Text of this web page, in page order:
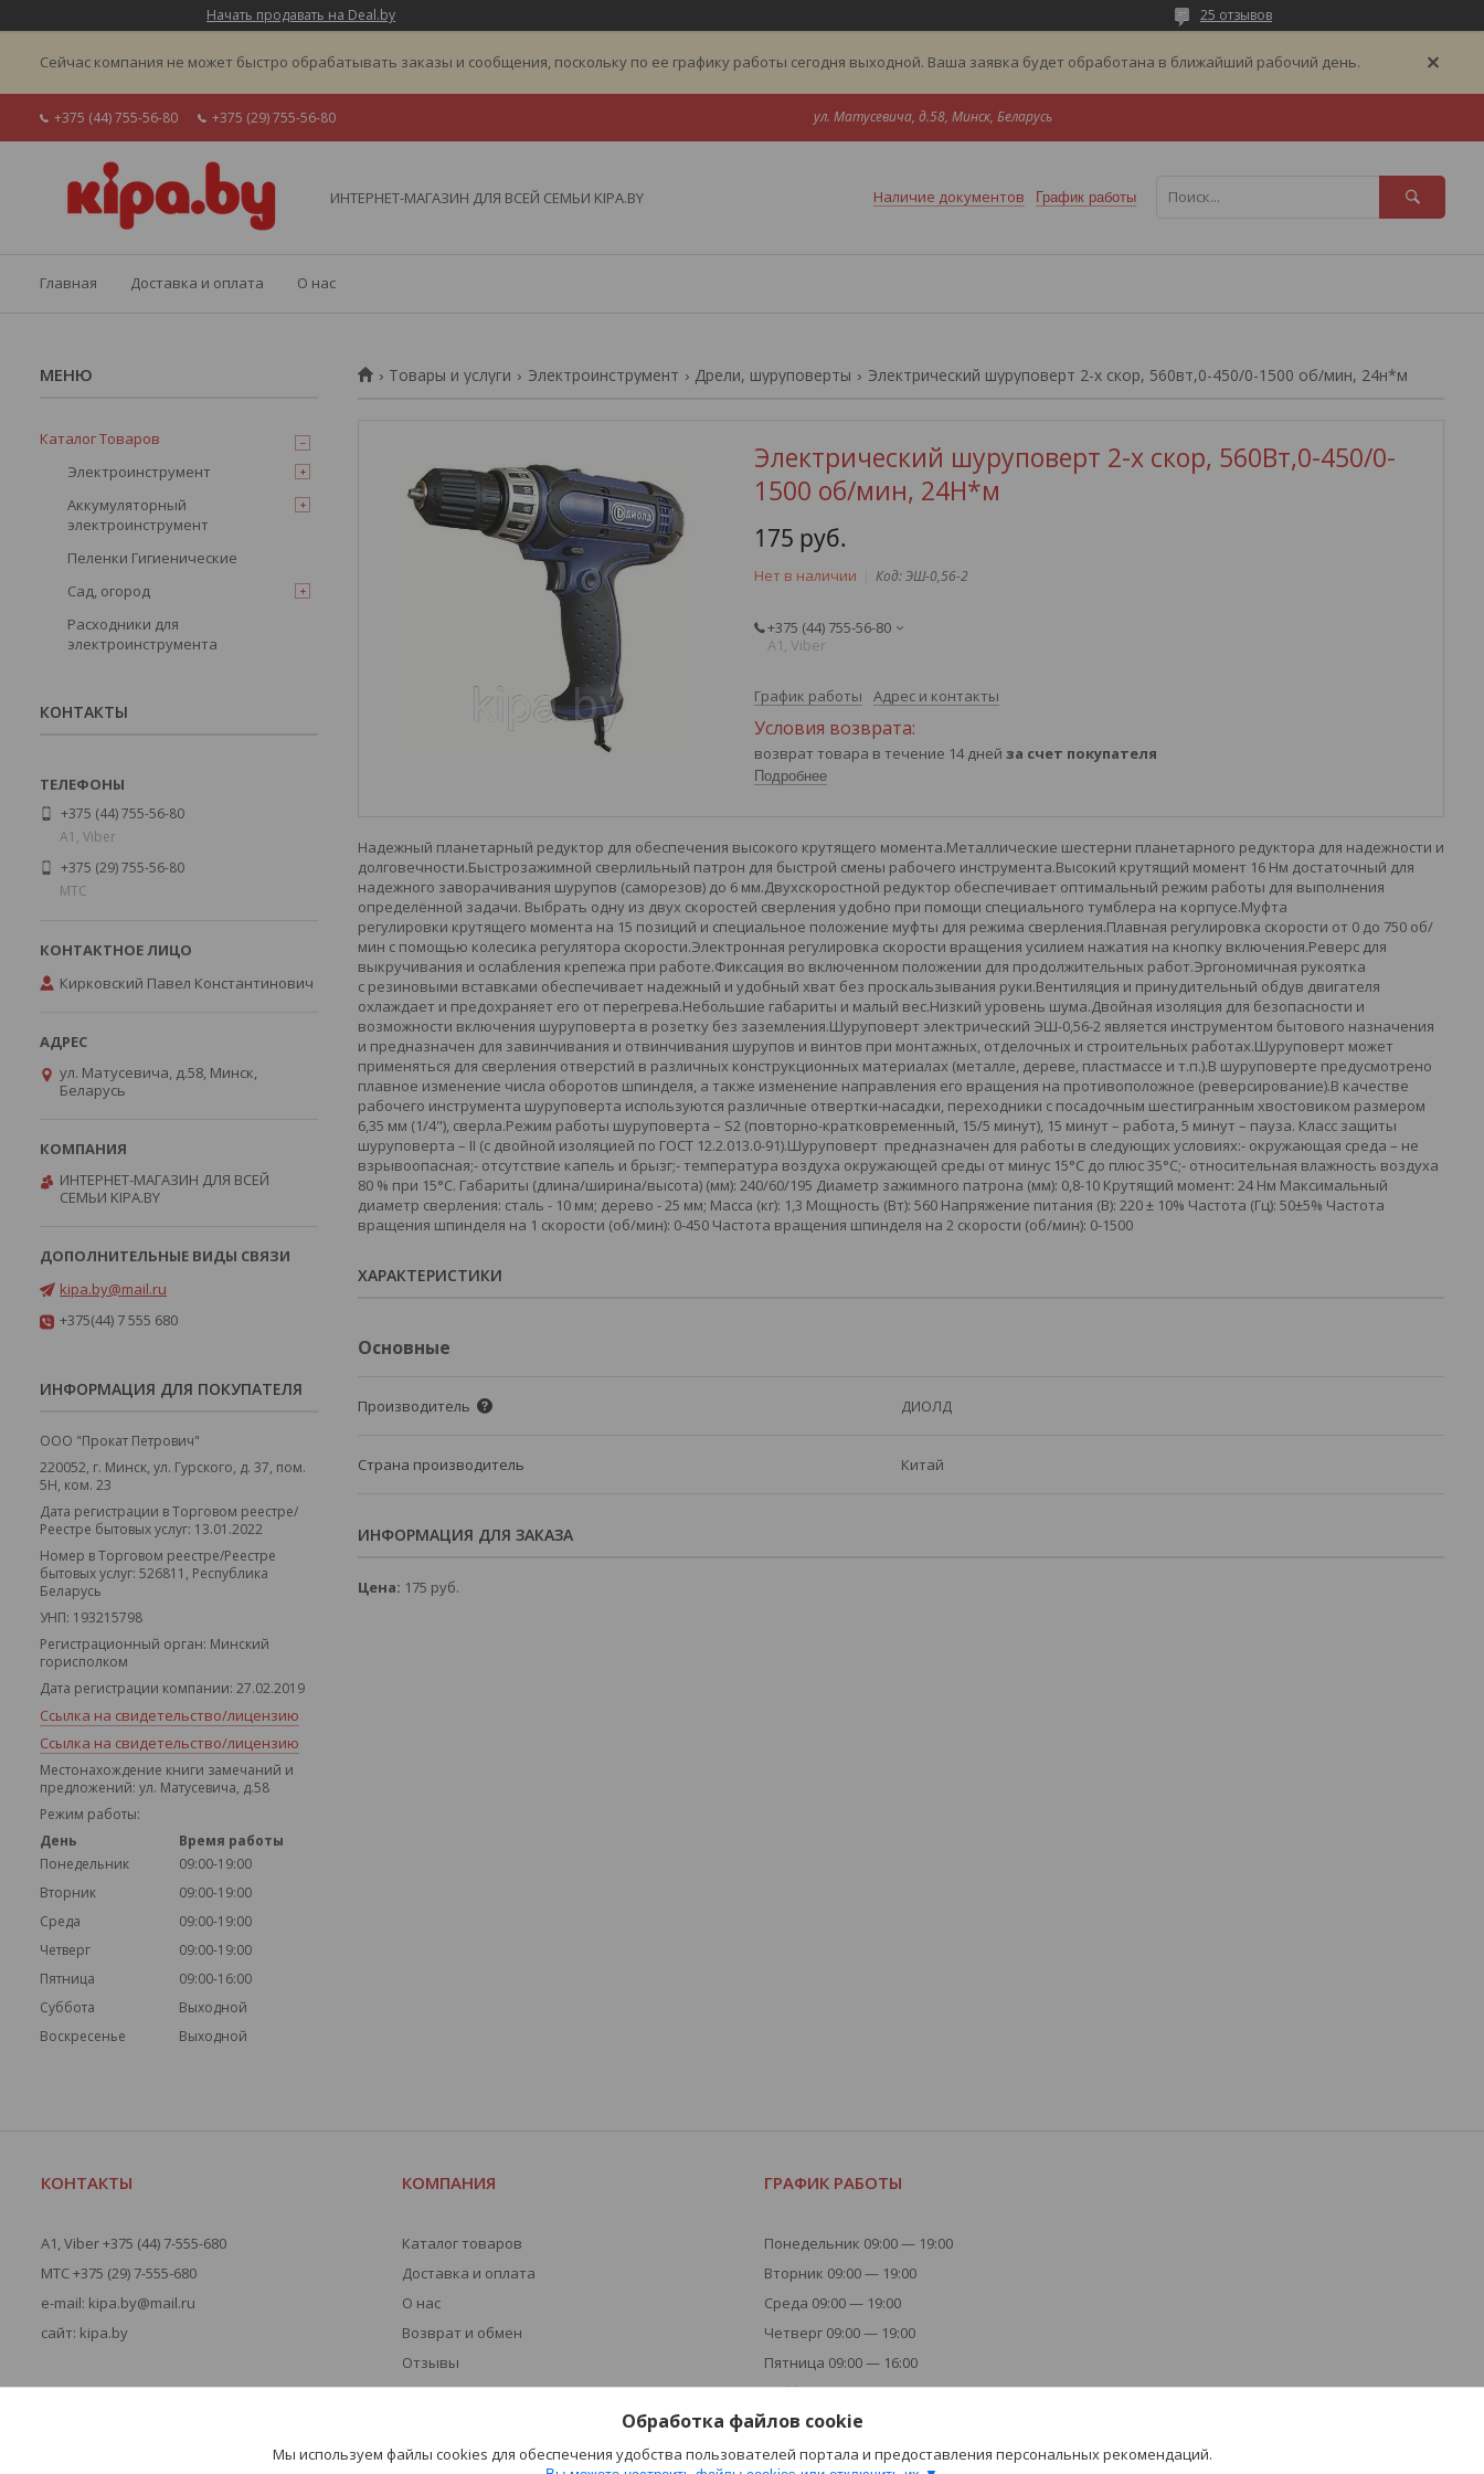
Начать продавать на Deal.by 25 отзывов
Сейчас компания не может быстро обрабатывать заказы и сообщения, поскольку по ее графику работы сегодня выходной. Ваша заявка будет обработана в ближайший рабочий день.
+375 (44) 755-56-80 +375 (29) 755-56-80 ул. Матусевича, д.58, Минск, Беларусь
ИНТЕРНЕТ-МАГАЗИН ДЛЯ ВСЕЙ СЕМЬИ KIPA.BY Наличие документов График работы
Главная Доставка и оплата О нас
Товары и услуги Электроинструмент Дрели, шуруповерты Электрический шуруповерт 2-х скор, 560вт,0-450/0-1500 об/мин, 24н*м
Электрический шуруповерт 2-х скор, 560Вт,0-450/0-
1500 об/мин, 24Н*м
175 руб.
Нет в наличии Код:ЭШ-0,56-2
+375 (44) 755-56-80
А1, Viber
График работы Адрес и контакты
возврат товара в течение 14 дней за счет покупателя
Подробнее
Надежный планетарный редуктор для обеспечения высокого крутящего момента.Металлические шестерни планетарного редуктора для надежности и
долговечности.Быстрозажимной сверлильный патрон для быстрой смены рабочего инструмента.Высокий крутящий момент 16 Нм достаточный для
надежного заворачивания шурупов (саморезов) до 6 мм.Двухскоростной редуктор обеспечивает оптимальный режим работы для выполнения
определённой задачи. Выбрать одну из двух скоростей сверления удобно при помощи специального тумблера на корпусе.Муфта
регулировки крутящего момента на 15 позиций и специальное положение муфты для режима сверления.Плавная регулировка скорости от 0 до 750 об/
мин с помощью колесика регулятора скорости.Электронная регулировка скорости вращения усилием нажатия на кнопку включения.Реверс для
выкручивания и ослабления крепежа при работе.Фиксация во включенном положении для продолжительных работ.Эргономичная рукоятка
с резиновыми вставками обеспечивает надежный и удобный хват без проскальзывания руки.Вентиляция и принудительный обдув двигателя
охлаждает и предохраняет его от перегрева.Небольшие габариты и малый вес.Низкий уровень шума.Двойная изоляция для безопасности и
возможности включения шуруповерта в розетку без заземления.Шуруповерт электрический ЭШ-0,56-2 является инструментом бытового назначения
и предназначен для завинчивания и отвинчивания шурупов и винтов при монтажных, отделочных и строительных работах.Шуруповерт может
применяться для сверления отверстий в различных конструкционных материалах (металле, дереве, пластмассе и т.п.).В шуруповерте предусмотрено
плавное изменение числа оборотов шпинделя, а также изменение направления его вращения на противоположное (реверсирование).В качестве
рабочего инструмента шуруповерта используются различные отвертки-насадки, переходники с посадочным шестигранным хвостовиком размером
6,35 мм (1/4"), сверла.Режим работы шуруповерта – S2 (повторно-кратковременный, 15/5 минут), 15 минут – работа, 5 минут – пауза. Класс защиты
шуруповерта – II (с двойной изоляцией по ГОСТ 12.2.013.0-91).Шуруповерт предназначен для работы в следующих условиях:- окружающая среда – не
взрывоопасная;- отсутствие капель и брызг;- температура воздуха окружающей среды от минус 15°С до плюс 35°С;- относительная влажность воздуха
80 % при 15°С. Габариты (длина/ширина/высота) (мм): 240/60/195 Диаметр зажимного патрона (мм): 0,8-10 Крутящий момент: 24 Нм Максимальный
диаметр сверления: сталь - 10 мм; дерево - 25 мм; Масса (кг): 1,3 Мощность (Вт): 560 Напряжение питания (В): 220 ± 10% Частота (Гц): 50±5% Частота
вращения шпинделя на 1 скорости (об/мин): 0-450 Частота вращения шпинделя на 2 скорости (об/мин): 0-1500
ХАРАКТЕРИСТИКИ
Основные
Производитель ДИОЛД
Страна производитель Китай
ИНФОРМАЦИЯ ДЛЯ ЗАКАЗА
Цена: 175 руб.
Каталог Товаров
Электроинструмент
Аккумуляторный
электроинструмент
Пеленки Гигиенические
Сад, огород
Расходники для
электроинструмента
КОНТАКТЫ
+375 (44) 755-56-80
А1, Viber
+375 (29) 755-56-80
МТС
Кирковский Павел Константинович
ул. Матусевича, д.58, Минск,
Беларусь
ИНТЕРНЕТ-МАГАЗИН ДЛЯ ВСЕЙ
СЕМЬИ KIPA.BY
kipa.by@mail.ru
+375(44) 7 555 680
ИНФОРМАЦИЯ ДЛЯ ПОКУПАТЕЛЯ
ООО "Прокат Петрович"
220052, г. Минск, ул. Гурского, д. 37, пом.
5Н, ком. 23
Дата регистрации в Торговом реестре/
Реестре бытовых услуг: 13.01.2022
Номер в Торговом реестре/Реестре
бытовых услуг: 526811, Республика
Беларусь
УНП: 193215798
Регистрационный орган: Минский
горисполком
Дата регистрации компании: 27.02.2019
Ссылка на свидетельство/лицензию
Ссылка на свидетельство/лицензию
Местонахождение книги замечаний и
предложений: ул. Матусевича, д.58
Режим работы:
День
Время работы
Понедельник
09:00-19:00
Вторник
09:00-19:00
Среда
09:00-19:00
Четверг
09:00-19:00
Пятница
09:00-16:00
Суббота
Выходной
Воскресенье
Выходной
КОНТАКТЫ
A1, Viber +375 (44) 7-555-680
МТС +375 (29) 7-555-680
e-mail: kipa.by@mail.ru
сайт: kipa.by
КОМПАНИЯ
Каталог товаров
Доставка и оплата
О нас
Возврат и обмен
Отзывы
ГРАФИК РАБОТЫ
Понедельник 09:00 — 19:00
Вторник 09:00 — 19:00
Среда 09:00 — 19:00
Четверг 09:00 — 19:00
Пятница 09:00 — 16:00
Суббота - Выходной
Воскресенье - Выходной
Обработка файлов cookie
Мы используем файлы cookies для обеспечения удобства пользователей портала и предоставления персональных рекомендаций.